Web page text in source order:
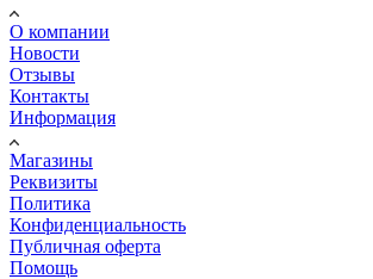
О компании
Новости
Отзывы
Контакты
Информация
Магазины
Реквизиты
Политика
Конфиденциальность
Публичная оферта
Помощь